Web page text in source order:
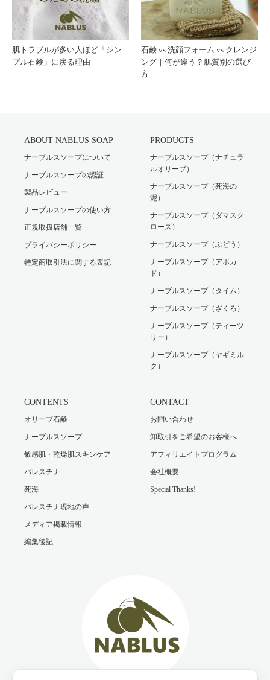
肌トラブルが多い人ほど「シン
プル石鹸」に戻る理由
石鹸 vs 洗顔フォーム vs クレンジ
ング｜何が違う？肌質別の選び
方
ABOUT NABLUS SOAP
ナーブルスソープについて
ナーブルスソープの認証
製品レビュー
ナーブルスソープの使い方
正規取扱店舗一覧
プライバシーポリシー
特定商取引法に関する表記
PRODUCTS
ナーブルスソープ（ナチュラ
ルオリーブ）
ナーブルスソープ（死海の
泥）
ナーブルスソープ（ダマスク
ローズ）
ナーブルスソープ（ぶどう）
ナーブルスソープ（アボカ
ド）
ナーブルスソープ（タイム）
ナーブルスソープ（ざくろ）
ナーブルスソープ（ティーツ
リー）
ナーブルスソープ（ヤギミル
ク）
CONTENTS
オリーブ石鹸
ナーブルスソープ
敏感肌・乾燥肌スキンケア
パレスチナ
死海
パレスチナ現地の声
メディア掲載情報
編集後記
CONTACT
お問い合わせ
卸取引をご希望のお客様へ
アフィリエイトプログラム
会社概要
Special Thanks!